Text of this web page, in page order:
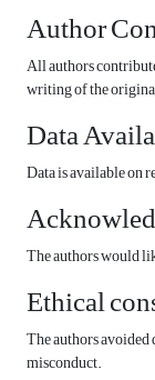
Author
All authors
writing of the
Data
Data is available on
The authors would
Ethical
The authors
misconduct.